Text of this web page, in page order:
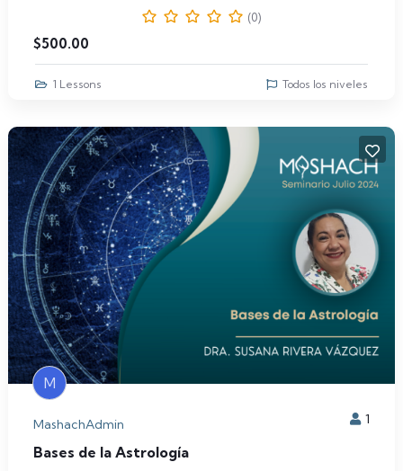
(0)
$500.00
1 Lessons Todos los niveles
M
MashachAdmin 1
Bases de la Astrología